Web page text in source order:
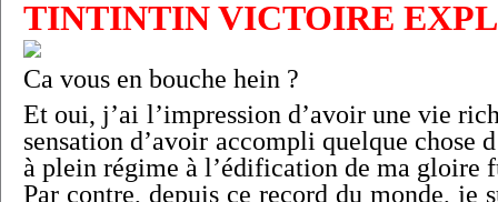
TINTINTIN VICTOIRE
Ca vous en bouche hein ?
Et oui, j’ai l’impression d’avoir une vie
sensation d’avoir accompli quelque chose
à plein régime à l’édification de ma gloire
Par contre, depuis ce record du monde, je